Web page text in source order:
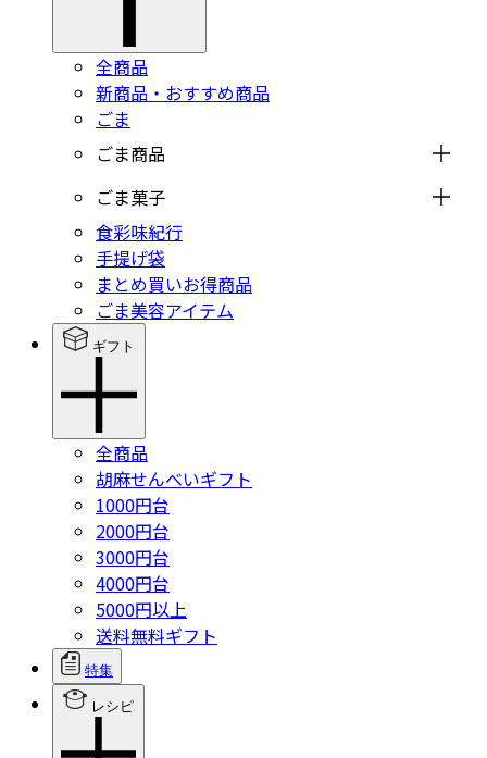
全商品
新商品・おすすめ商品
ごま
ごま商品
ごま菓子
食彩味紀行
手提げ袋
まとめ買いお得商品
ごま美容アイテム
ギフト
全商品
胡麻せんべいギフト
1000円台
2000円台
3000円台
4000円台
5000円以上
送料無料ギフト
特集
レシピ